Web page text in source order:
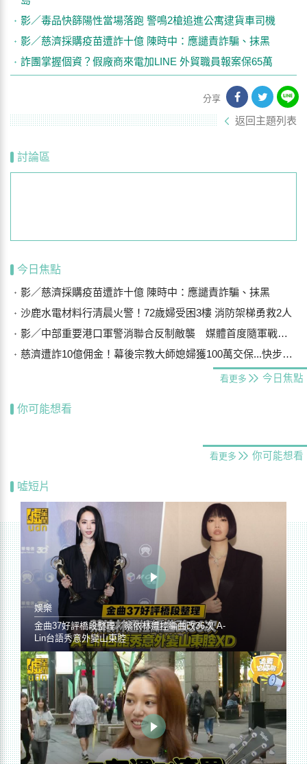
影／毒品快篩陽性當場落跑 警鳴2槍追進公寓逮貨車司機
影／慈濟採購疫苗遭詐十億 陳時中：應譴責詐騙、抹黑
詐團掌握個資？假廠商來電加LINE 外貿職員報案保65萬
分享
返回主題列表
討論區
今日焦點
影／慈濟採購疫苗遭詐十億 陳時中：應譴責詐騙、抹黑
沙鹿水電材料行清晨火警！72歲婦受困3樓 消防架梯勇救2人
影／中部重要港口軍警消聯合反制敵襲 媒體首度隨軍戰鬥演練
慈濟遭詐10億佣金！幕後宗教大師媳婦獲100萬交保...快步奔離不發一語
看更多 今日焦點
你可能想看
看更多 你可能想看
噓短片
娛樂
金曲37好評橋段整理／蔡依林遭控編曲改36次 A-
Lin台語秀意外變山東腔